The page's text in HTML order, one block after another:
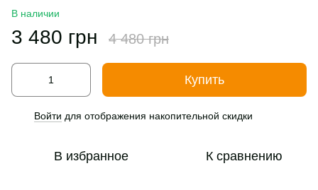
В наличии
3 480 грн 4 480 грн
Купить
Войти для отображения накопительной скидки
В избранное К сравнению